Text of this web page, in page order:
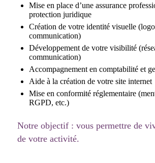
Mise en place d’une assurance
protection juridique
Création de votre identité visuelle
communication)
Développement de votre visibilité
communication)
Accompagnement en comptabilité et
Aide à la création de votre site internet
Mise en conformité réglementaire
RGPD, etc.)
Notre objectif : vous permettre de
de votre activité.